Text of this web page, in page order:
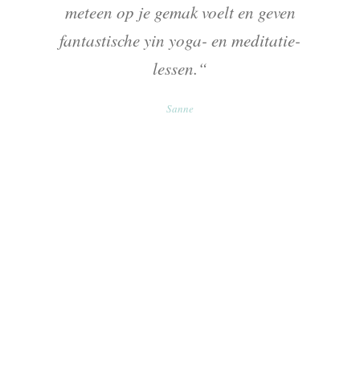
meteen op je gemak voelt en geven
fantastische yin yoga- en meditatie-
lessen.“
Sanne